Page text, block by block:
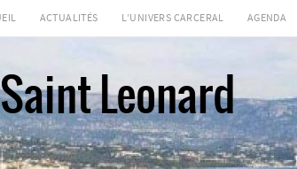
ACTUALITÉS L’UNIVERS CARCERAL AGENDA
Leonard